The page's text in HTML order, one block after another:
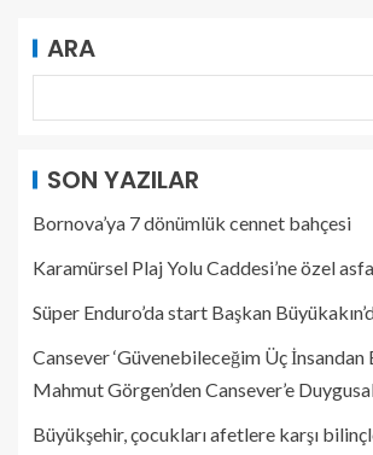
ARA
SON YAZILAR
Bornova’ya 7 dönümlük cennet bahçesi
Karamürsel Plaj Yolu Caddesi’ne özel
Süper Enduro’da start Başkan
Cansever ‘Güvenebileceğim Üç İnsandan
Mahmut Görgen’den Cansever’e
Büyükşehir, çocukları afetlere karşı